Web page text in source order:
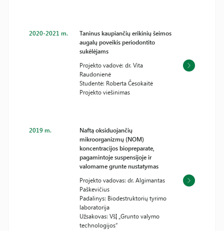
2020-2021 m.
Taninus kaupiančių erikinių šeimos
augalų poveikis periodontito
sukėlėjams
Projekto vadovė: dr. Vita
Raudonienė
Studentė: Roberta Česokaitė
Projekto viešinimas
2019 m.
Naftą oksiduojančių
mikroorganizmų (NOM)
koncentracijos biopreparate,
pagamintoje suspensijoje ir
valomame grunte nustatymas
Projekto vadovas: dr. Algimantas
Paškevičius
Padalinys: Biodestruktorių tyrimo
laboratorija
Užsakovas: VšĮ „Grunto valymo
technologijos“